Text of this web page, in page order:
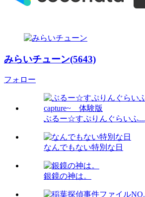
みらいチューン(5643)
フォロー
ぶるー☆すぷりんぐらいふ...
なんでもない特別な日
銀鏡の神は。